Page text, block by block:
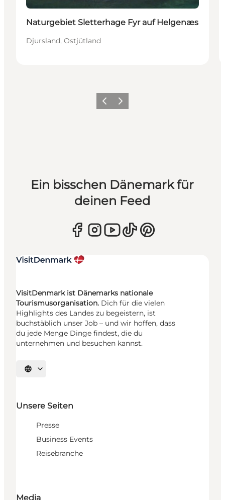
Naturgebiet Sletterhage Fyr auf Helgenæs
Djursland, Ostjütland
ZurückWeiter
Ein bisschen Dänemark für
deinen Feed
VisitDenmark ist Dänemarks nationale
Tourismusorganisation. Dich für die vielen
Highlights des Landes zu begeistern, ist
buchstäblich unser Job – und wir hoffen, dass
du jede Menge Dinge findest, die du
unternehmen und besuchen kannst.
Sprache auswählen
Unsere Seiten
Presse
Business Events
Reisebranche
Media